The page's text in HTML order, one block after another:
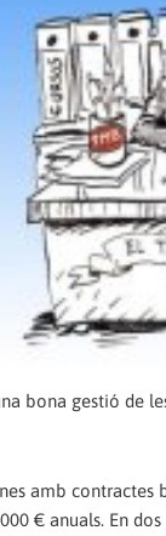
bona gestió de
amb contractes
€ anuals. En